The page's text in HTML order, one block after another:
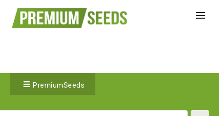
PremiumSeeds